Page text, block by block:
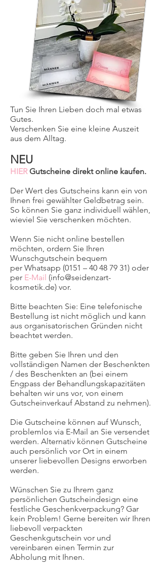
Tun Sie Ihren Lieben doch mal etwas
Gutes.
Verschenken Sie eine kleine Auszeit
aus dem Alltag.
NEU
HIERGutscheine direkt online kaufen.
Der Wert des Gutscheins kann ein von
Ihnen frei gewählter Geldbetrag sein.
So können Sie ganz individuell wählen,
wieviel Sie verschenken möchten.
Wenn Sie nicht online bestellen
möchten, ordern Sie Ihren
Wunschgutschein bequem
per Whatsapp (0151 – 40 48 79 31) oder
per E-Mail (info@seidenzart-
kosmetik.de) vor.
Bitte beachten Sie: Eine telefonische
Bestellung ist nicht möglich und kann
aus organisatorischen Gründen nicht
beachtet werden.
Bitte geben Sie Ihren und den
vollständigen Namen der Beschenkten
/ des Beschenkten an (bei einem
Engpass der Behandlungskapazitäten
behalten wir uns vor, von einem
Gutscheinverkauf Abstand zu nehmen).
Die Gutscheine können auf Wunsch,
problemlos via E-Mail an Sie versendet
werden. Alternativ können Gutscheine
auch persönlich vor Ort in einem
unserer liebevollen Designs erworben
werden.
Wünschen Sie zu Ihrem ganz
persönlichen Gutscheindesign eine
festliche Geschenkverpackung? Gar
kein Problem! Gerne bereiten wir Ihren
liebevoll verpackten
Geschenkgutschein vor und
vereinbaren einen Termin zur
Abholung mit Ihnen.